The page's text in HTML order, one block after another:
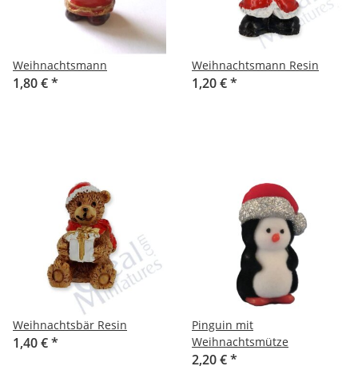
Weihnachtsmann
1,80 €*
Weihnachtsmann Resin
1,20 €*
Weihnachtsbär Resin
1,40 €*
Pinguin mit
Weihnachtsmütze
2,20 €*